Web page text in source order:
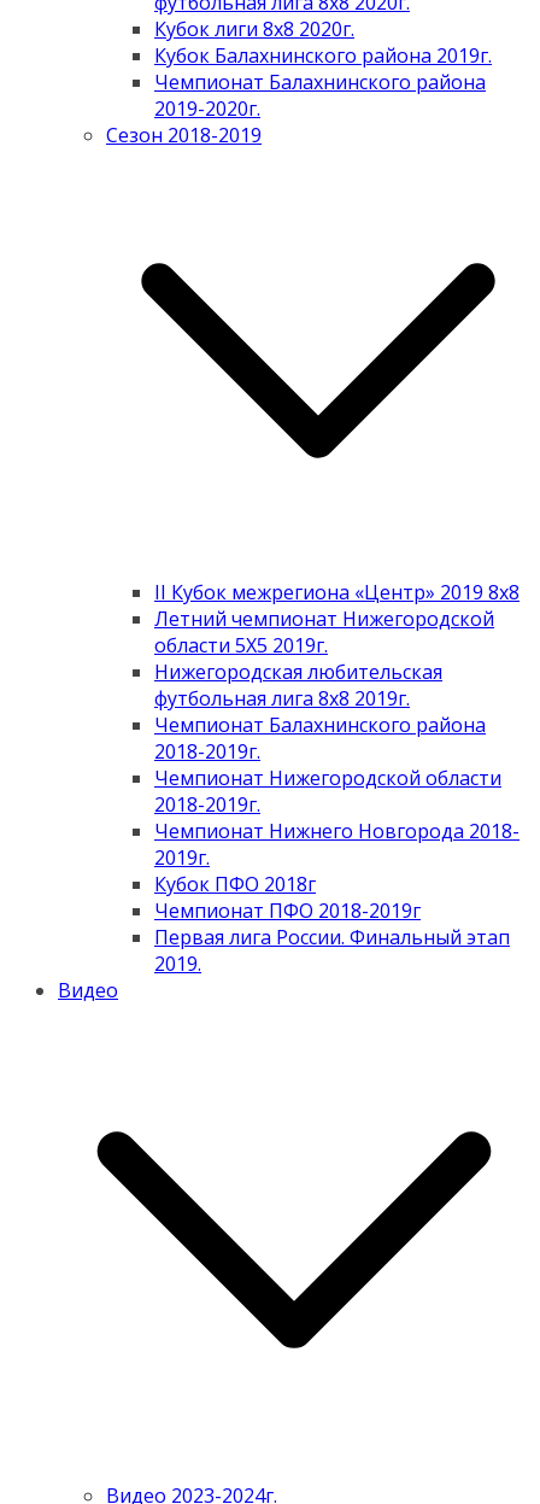
Кубок лиги 8х8 2020г.
Кубок Балахнинского района 2019г.
Чемпионат Балахнинского района
2019-2020г.
Сезон 2018-2019
II Кубок межрегиона «Центр» 2019 8х8
Летний чемпионат Нижегородской
области 5Х5 2019г.
Нижегородская любительская
футбольная лига 8х8 2019г.
Чемпионат Балахнинского района
2018-2019г.
Чемпионат Нижегородской области
2018-2019г.
Чемпионат Нижнего Новгорода 2018-
2019г.
Кубок ПФО 2018г
Чемпионат ПФО 2018-2019г
Первая лига России. Финальный этап
2019.
Видео
Видео 2023-2024г.